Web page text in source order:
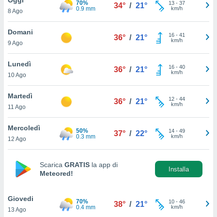
è
al sito
di
ci
di
il
un
la
nella
8 Ago
70%
0.9 mm
34° / 21° 13- 37
km/h
Domani
9 Ago
36° / 21° 16- 41
km/h
Lunedì
10 Ago
36° / 21° 16- 40
km/h
Martedì
11 Ago
36° / 21° 12- 44
km/h
Mercoledì
12 Ago
50%
0.3 mm
37° / 22° 14- 49
km/h
Scarica GRATIS la app di
Meteored!
Installa
Giovedi
13 Ago
70%
0.4 mm
38° / 21° 10- 46
km/h